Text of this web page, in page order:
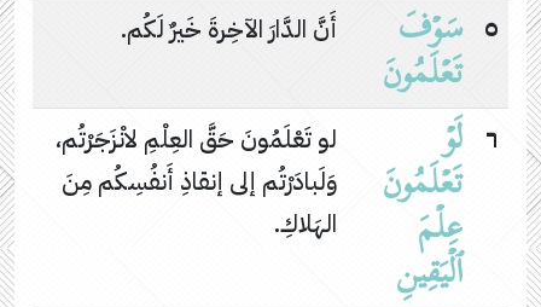
٥
سَوۡفَ
تَعۡلَمُونَ
أَنَّ الدَّارَ الآخِرةَ خَيرٌ لَكُم.
٦ لَوۡ
تَعۡلَمُونَ
عِلۡمَ
ٱلۡیَقِینِ
لو تَعْلَمُونَ حَقَّ العِلْمِ لانْزَجَرْتُم،
وَلَبادَرْتُم إلى إنقاذِ أَنفُسِكُم مِنَ
الهَلاكِ.